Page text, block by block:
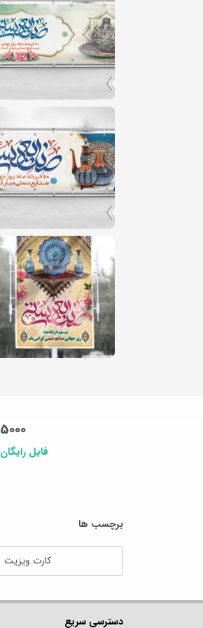
5000
فایل رایگان
برچسب ها
کارت ویزیت
دسترسی سریع